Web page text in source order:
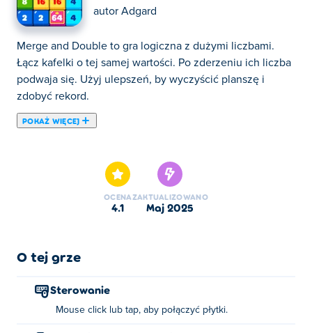
autor Adgard
Merge and Double to gra logiczna z dużymi liczbami.
Łącz kafelki o tej samej wartości. Po zderzeniu ich liczba
podwaja się. Użyj ulepszeń, by wyczyścić planszę i
zdobyć rekord.
POKAŻ WIĘCEJ
kafelków musisz ustawić obok siebie liczby o tej samej
wartości, aby je dopasować. Gdy dwie liczby się zgrają,
wartość kafelka zostanie podwojona! Utknąłeś lub
połączyć największą liczbę i uzyskać najwyższy wynik?
Jak grać w Merge and Double?
Kliknij lub dotknij, aby połączyć kafelki!
OCENA
4.1
ZAKTUALIZOWANO
maj 2025
O tej grze
Sterowanie
Mouse click lub tap, aby połączyć płytki.